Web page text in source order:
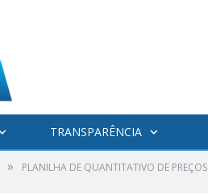
TRANSPARÊNCIA
» PLANILHA DE QUANTITATIVO DE PREÇOS